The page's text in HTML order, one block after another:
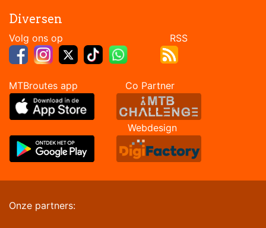
Diversen
Volg ons op RSS
MTBroutes app Co Partner
Webdesign
Onze partners: